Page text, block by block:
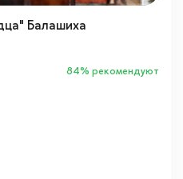
Балашиха
84% рекомендуют